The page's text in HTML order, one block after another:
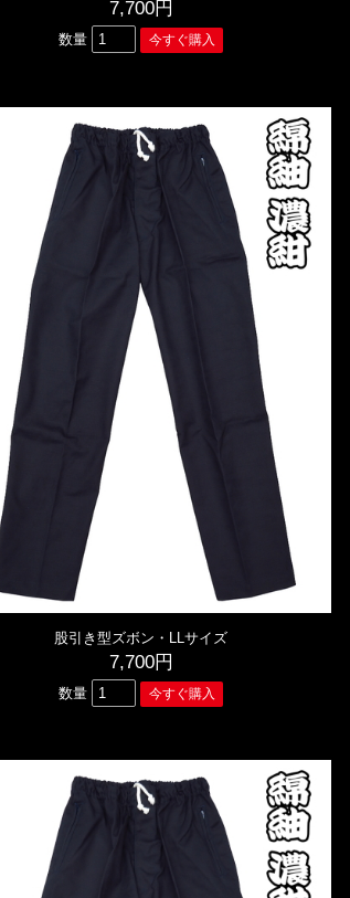
7,700円
数量
股引き型ズボン・LLサイズ
7,700円
数量